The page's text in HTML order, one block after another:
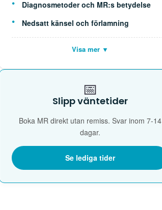
Diagnosmetoder och MR:s betydelse
Nedsatt känsel och förlamning
Visa mer ▼
📅
Slipp väntetider
Boka MR direkt utan remiss. Svar inom 7-14
dagar.
Se lediga tider